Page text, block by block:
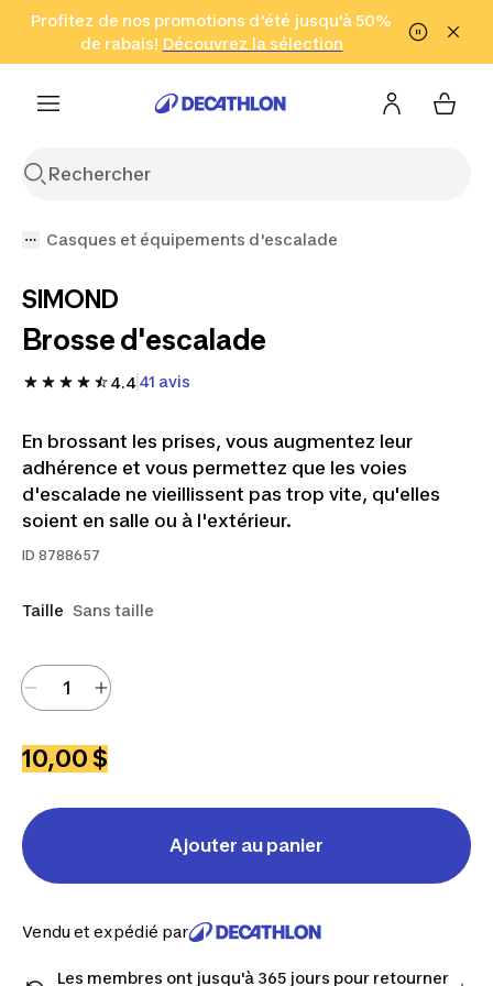
Aller à la recherche Aller au contenu Aller au pied de
Profitez de nos promotions d'été jusqu'à 50%
de rabais! Découvrez la sélection
Cliquez ici
en seulement 2 h!
(Zones sélectionnées)
Casques et équipements d'escalade
SIMOND
Brosse d'escalade
4.441 avis
En brossant les prises, vous augmentez leur
adhérence et vous permettez que les voies
d'escalade ne vieillissent pas trop vite, qu'elles
soient en salle ou à l'extérieur.
ID 8788657
Taille Sans taille
10,00 $
Ajouter au panier
Vendu et expédié par
Les membres ont jusqu'à 365 jours pour retourner